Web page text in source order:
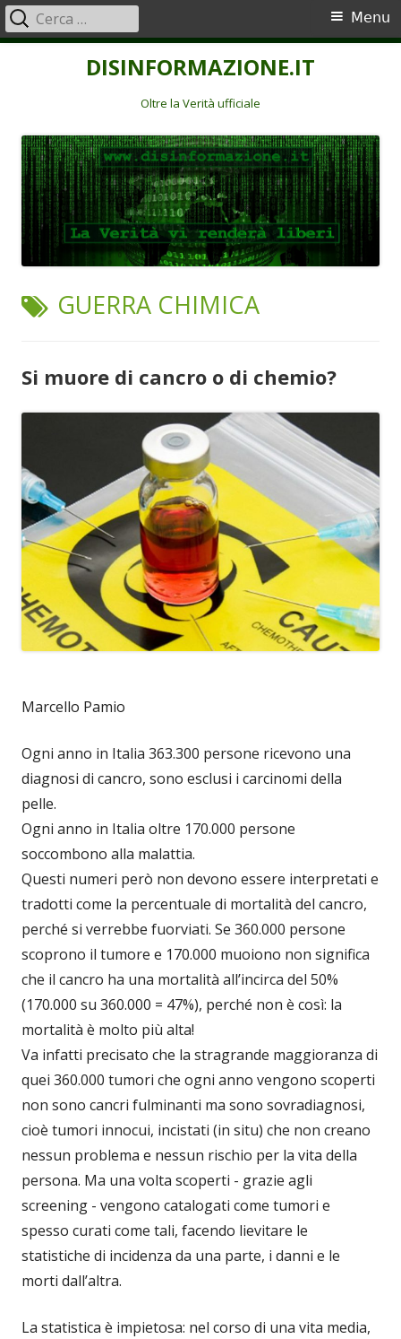
DISINFORMAZIONE.IT
Oltre la Verità ufficiale
Menu
principale
Menu
Ricerca
per:
TAG:
GUERRA CHIMICA
Si muore di cancro o di chemio?
Marcello Pamio
Ogni anno in Italia 363.300 persone ricevono una
diagnosi di cancro, sono esclusi i carcinomi della
pelle.
Ogni anno in Italia oltre 170.000 persone
soccombono alla malattia.
Questi numeri però non devono essere interpretati e
tradotti come la percentuale di mortalità del cancro,
perché si verrebbe fuorviati. Se 360.000 persone
scoprono il tumore e 170.000 muoiono non significa
che il cancro ha una mortalità all’incirca del 50%
(170.000 su 360.000 = 47%), perché non è così: la
mortalità è molto più alta!
Va infatti precisato che la stragrande maggioranza di
quei 360.000 tumori che ogni anno vengono scoperti
non sono cancri fulminanti ma sono sovradiagnosi,
cioè tumori innocui, incistati (in situ) che non creano
nessun problema e nessun rischio per la vita della
persona. Ma una volta scoperti - grazie agli
screening - vengono catalogati come tumori e
spesso curati come tali, facendo lievitare le
statistiche di incidenza da una parte, i danni e le
morti dall’altra.
La statistica è impietosa: nel corso di una vita media,